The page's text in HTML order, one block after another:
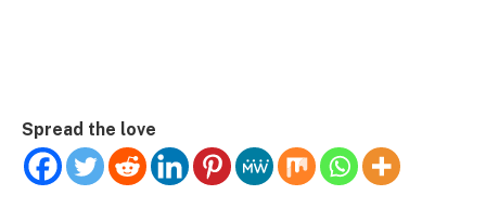
Spread the love